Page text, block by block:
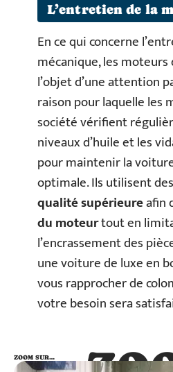
L’entretien de la
En ce qui concerne
mécanique, les
l’objet d’une attention
raison pour laquelle les
société vérifient
niveaux d’huile et les
pour maintenir la
optimale. Ils utilisent
qualité supérieureafin
du moteurtout en
l’encrassement des
une voiture de luxe en
vous rapprocher de
votre besoin sera
ZOOM SUR…